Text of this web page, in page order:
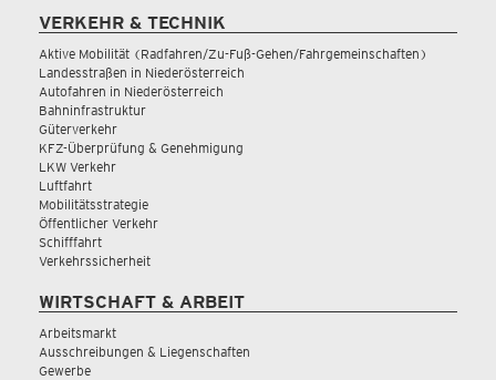
VERKEHR & TECHNIK
Aktive Mobilität (Radfahren/Zu-Fuß-Gehen/Fahrgemeinschaften)
Landesstraßen in Niederösterreich
Autofahren in Niederösterreich
Bahninfrastruktur
Güterverkehr
KFZ-Überprüfung & Genehmigung
LKW Verkehr
Luftfahrt
Mobilitätsstrategie
Öffentlicher Verkehr
Schifffahrt
Verkehrssicherheit
WIRTSCHAFT & ARBEIT
Arbeitsmarkt
Ausschreibungen & Liegenschaften
Gewerbe